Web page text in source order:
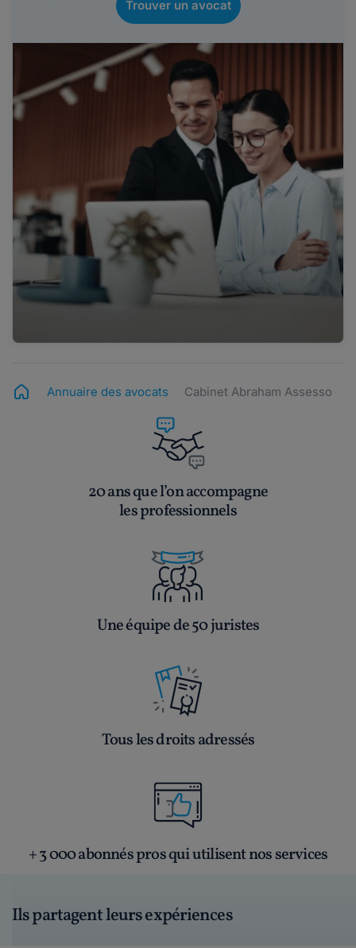
Trouver un avocat
Annuaire des avocats Cabinet Abraham Assesso
20 ans que l’on accompagne
les professionnels
Une équipe de 50 juristes
Tous les droits adressés
+ 3 000 abonnés pros qui utilisent nos services
Ils partagent leurs expériences